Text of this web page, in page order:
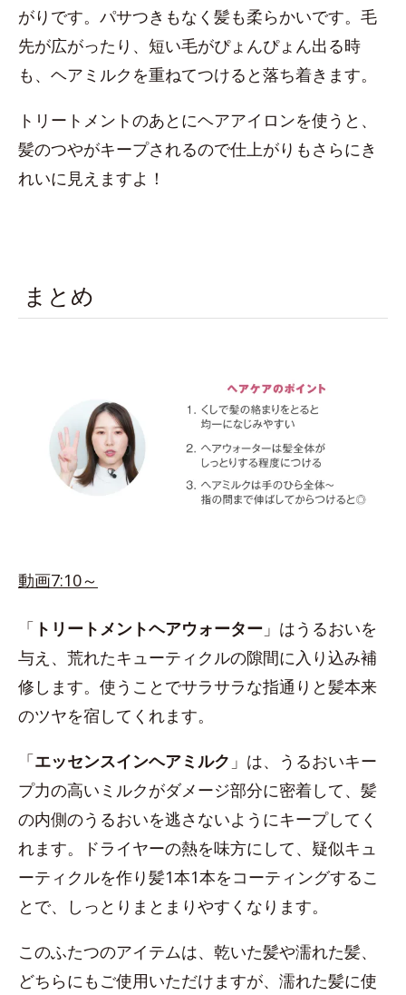
がりです。パサつきもなく髪も柔らかいです。毛
先が広がったり、短い毛がぴょんぴょん出る時
も、ヘアミルクを重ねてつけると落ち着きます。
トリートメントのあとにヘアアイロンを使うと、
髪のつやがキープされるので仕上がりもさらにき
れいに見えますよ！
まとめ
動画7:10～
「 トリートメントヘアウォーター 」はうるおいを
与え、荒れたキューティクルの隙間に入り込み補
修します。使うことでサラサラな指通りと髪本来
のツヤを宿してくれます。
「エッセンスインヘアミルク 」は、うるおいキー
プ力の高いミルクがダメージ部分に密着して、髪
の内側のうるおいを逃さないようにキープしてく
れます。ドライヤーの熱を味方にして、疑似キュ
ーティクルを作り髪1本1本をコーティングするこ
とで、しっとりまとまりやすくなります。
このふたつのアイテムは、乾いた髪や濡れた髪、
どちらにもご使用いただけますが、濡れた髪に使